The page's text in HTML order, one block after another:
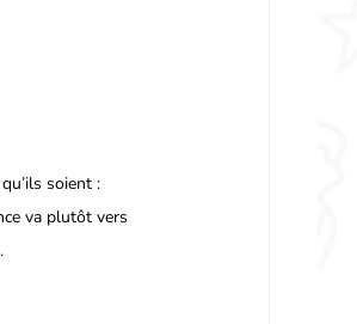
soient :
va plutôt vers